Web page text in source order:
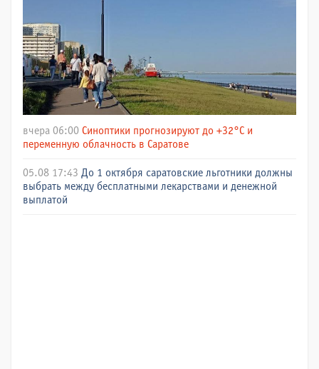
вчера 06:00 Синоптики прогнозируют до +32°C и
переменную облачность в Саратове
05.08 17:43 До 1 октября саратовские льготники должны
выбрать между бесплатными лекарствами и денежной
выплатой